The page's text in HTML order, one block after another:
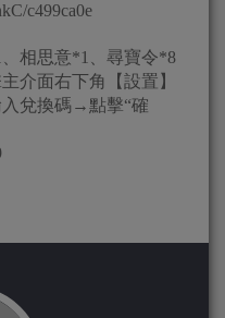
c499ca0e
相思意*1、尋寶令*8
介面右下角【設置】
兌換碼→點擊“確